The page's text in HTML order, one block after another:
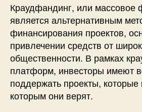
Краудфандинг, или массовое
является альтернативным
финансирования проектов,
привлечении средств от
общественности. В рамках
платформ, инвесторы имеют
поддержать проекты, которые
которым они верят.